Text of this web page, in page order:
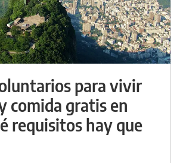
para vivir
comida gratis en
requisitos hay que